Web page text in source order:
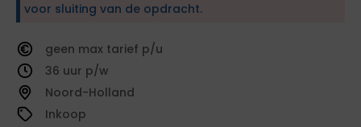
voor sluiting van de opdracht.
geen
tarief
36
Noord-Holland
Inkoop